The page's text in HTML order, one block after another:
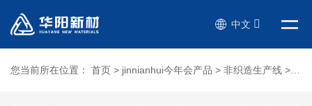
中文
您当前所在位置： 首页 > jinnianhui今年会产品 > 非织造生产线 >